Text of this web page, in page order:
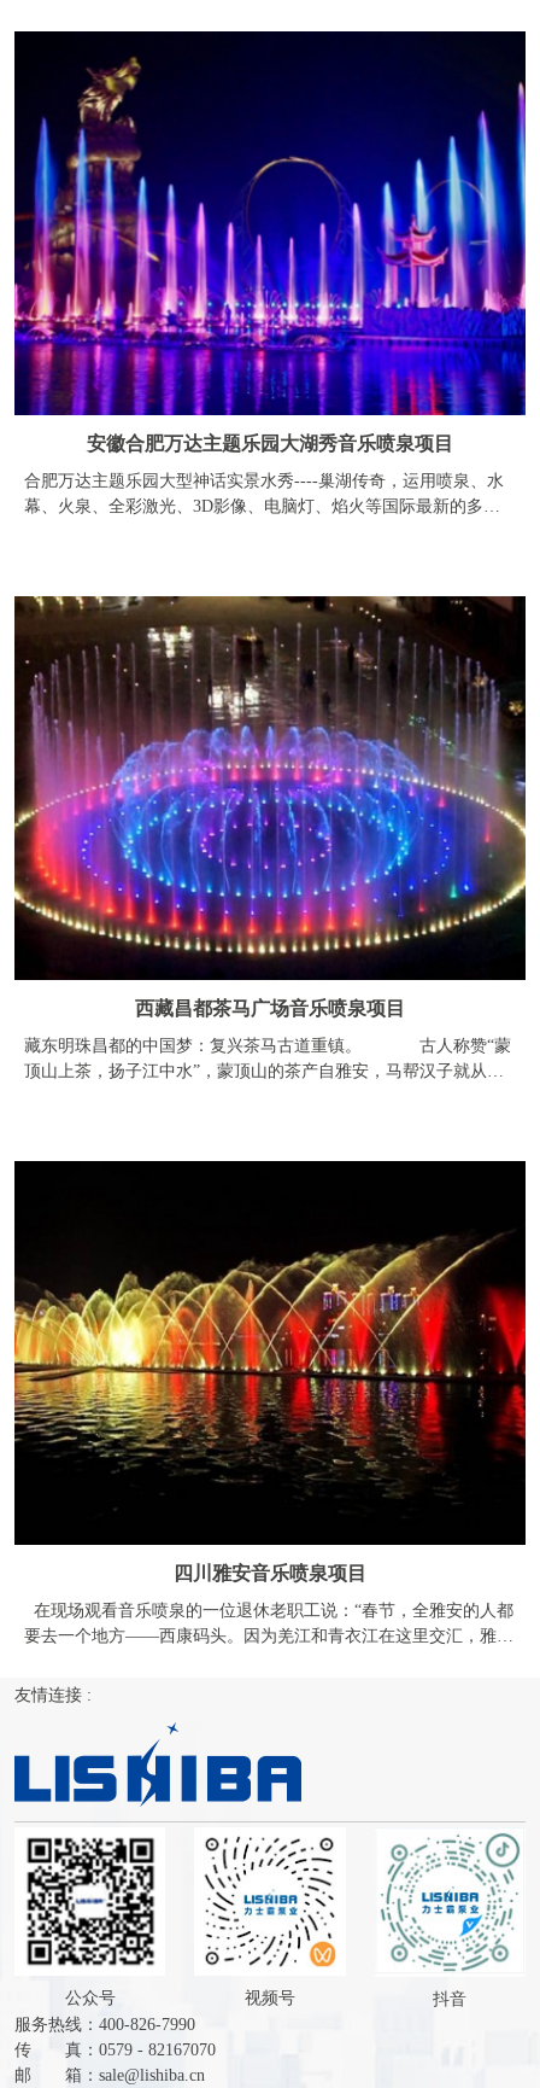
安徽合肥万达主题乐园大湖秀音乐喷泉项目
合肥万达主题乐园大型神话实景水秀----巢湖传奇，运用喷泉、水
幕、火泉、全彩激光、3D影像、电脑灯、焰火等国际最新的多媒
体艺术和技术成果，为游客打造电光流影的世界级视听盛宴。
西藏昌都茶马广场音乐喷泉项目
藏东明珠昌都的中国梦：复兴茶马古道重镇。 古人称赞“蒙
顶山上茶，扬子江中水”，蒙顶山的茶产自雅安，马帮汉子就从这
里出发：过康
四川雅安音乐喷泉项目
在现场观看音乐喷泉的一位退休老职工说：“春节，全雅安的人都
要去一个地方——西康码头。因为羌江和青衣江在这里交汇，雅安
大桥和汉白玉大桥遥相应，更重要的是开阔的水面上有随音乐舞动
的喷泉。每晚七点半，前来观看的人群挤满了码头。音乐让
公众号 视频号
抖音
服务热线：400-826-7990
传 真：0579 - 82167070
邮 箱：sale@lishiba.cn
网 址：www.lishiba.com
地 址：浙江省金华市金东综合工业园潜溪路598号
Copyright © 立式多级离心泵 井用潜水泵
高扬程潜水泵,家用潜水泵
喷泉泵 ,浙江力士霸泵业有限公司 服务热线：400-826-7990